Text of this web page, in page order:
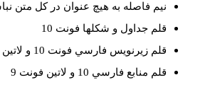
نيم فاصله به هيچ عنوان در كل متن
قلم جداول و شكلها فونت 10
قلم زيرنويس فارسي فونت 10 و لاتين فونت 8
قلم منابع فارسي 10 و لاتين فونت 9